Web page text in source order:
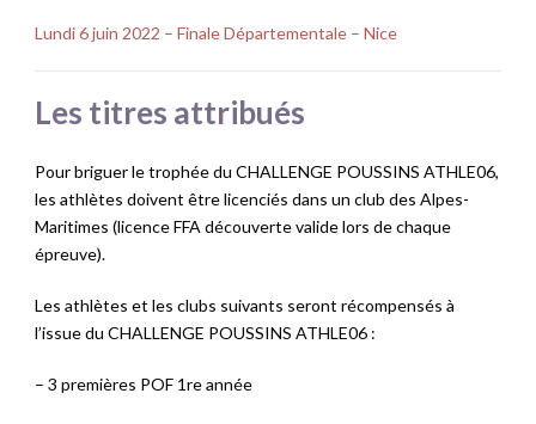
Lundi 6 juin 2022 – Finale Départementale – Nice
Les titres attribués
Pour briguer le trophée du CHALLENGE POUSSINS ATHLE06,
les athlètes doivent être licenciés dans un club des Alpes-
Maritimes (licence FFA découverte valide lors de chaque
épreuve).
Les athlètes et les clubs suivants seront récompensés à
l’issue du CHALLENGE POUSSINS ATHLE06 :
– 3 premières POF 1re année